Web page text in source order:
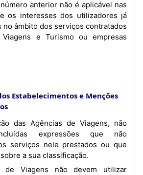
os interesses dos utilizadores já
no âmbito dos serviços contratados
e Turismo ou empresas
Estabelecimentos e Menções
expressões que não
serviços nele prestados ou que
a sua classificação.